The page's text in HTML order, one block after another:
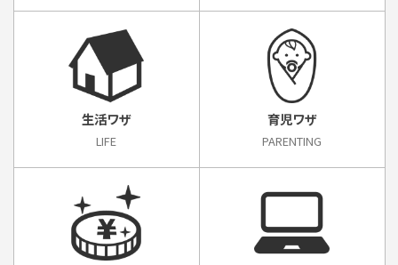
生活ワザ
LIFE
育児ワザ
PARENTING